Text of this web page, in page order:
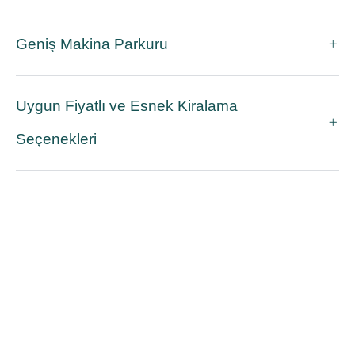
Geniş Makina Parkuru
Uygun Fiyatlı ve Esnek Kiralama
Seçenekleri